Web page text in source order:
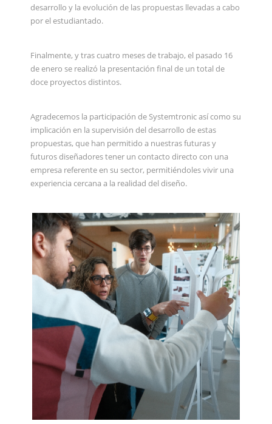
desarrollo y la evolución de las propuestas llevadas a cabo
por el estudiantado.
Finalmente, y tras cuatro meses de trabajo, el pasado 16
de enero se realizó la presentación final de un total de
doce proyectos distintos.
Agradecemos la participación de Systemtronic así como su
implicación en la supervisión del desarrollo de estas
propuestas, que han permitido a nuestras futuras y
futuros diseñadores tener un contacto directo con una
empresa referente en su sector, permitiéndoles vivir una
experiencia cercana a la realidad del diseño.